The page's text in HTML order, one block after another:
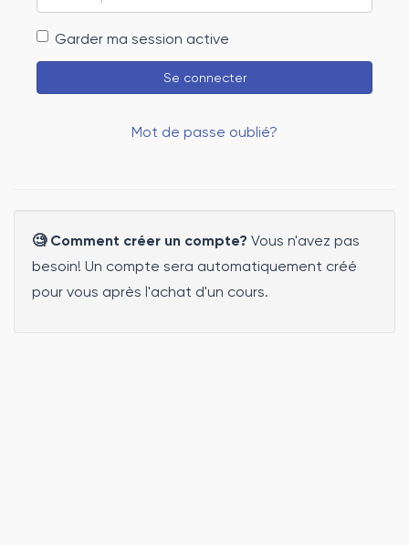
de
passe
Garder ma session active
Se connecter
Mot de passe oublié?
🧐 Comment créer un compte? Vous n'avez pas
besoin! Un compte sera automatiquement créé
pour vous après l'achat d'un cours.